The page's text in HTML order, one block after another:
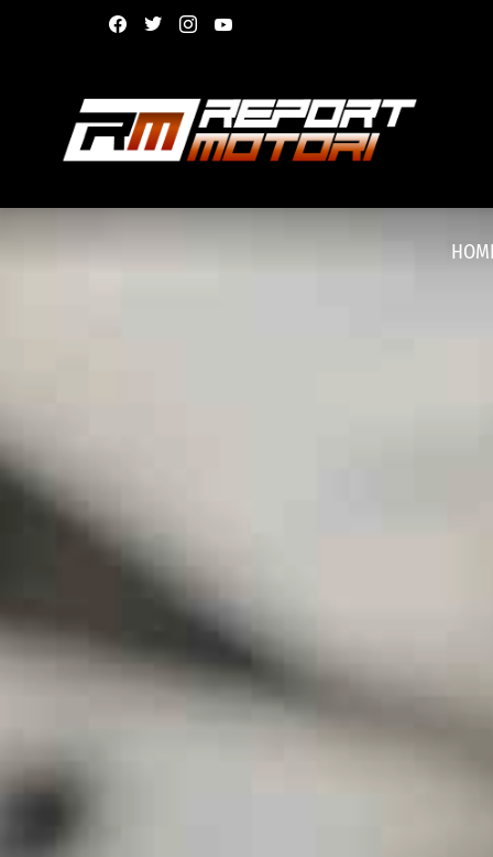
facebooktwitterinstagram